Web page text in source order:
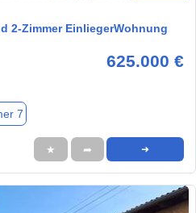
2-Zimmer EinliegerWohnung
625.000 €
7
★ ➦ ➜